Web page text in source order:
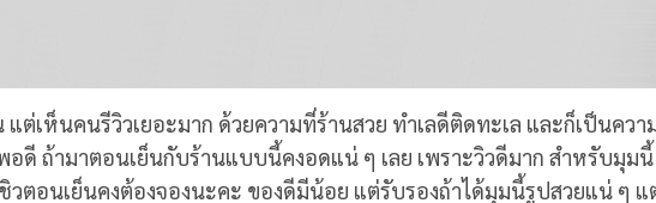
ต่เห็นคนรีวิวเยอะมาก ด้วยความที่ร้านสวย ทำเลดีติดทะเล และก็เป็นควา